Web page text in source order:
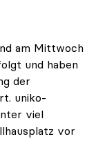
am Mittwoch
und haben
der
uniko-
viel
vor